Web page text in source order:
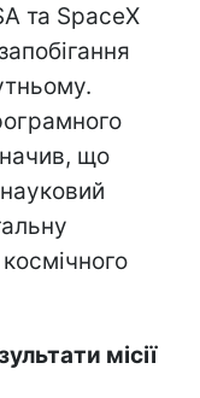
та SpaceX
що
місії